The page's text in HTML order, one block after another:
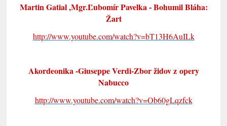
Martin Gatial ,Mgr.Ľubomír Pavelka - Bohumil Bláha:
Žart
http://www.youtube.com/watch?v=bT13H6AuILk
Akordeonika -Giuseppe Verdi-Zbor židov z opery
Nabucco
http://www.youtube.com/watch?v=Ob60gLqzfck